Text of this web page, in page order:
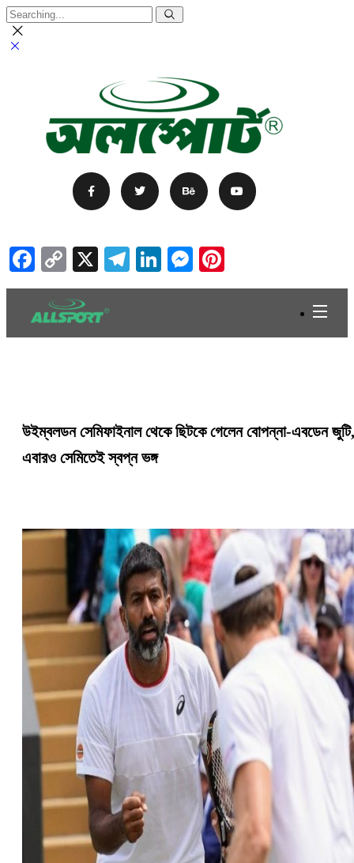
Facebook
Copy
Link
X Telegram
LinkedIn
Messenger
উইম্বলডন সেমিফাইনাল থেকে ছিটকে গেলেন বোপন্না-এবডেন জুটি,
এবারও সেমিতেই স্বপ্ন ভঙ্গ